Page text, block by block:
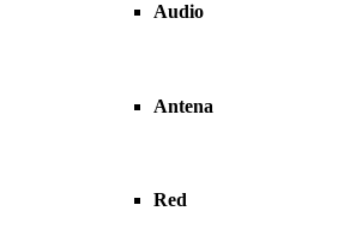
Audio
Antena
Red